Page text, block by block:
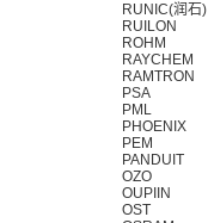
RUNIC(润石)
RUILON
ROHM
RAYCHEM
RAMTRON
PSA
PML
PHOENIX
PEM
PANDUIT
OZO
OUPIIN
OST